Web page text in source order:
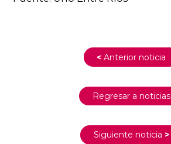
< Anterior noticia
Regresar a noticias
Siguiente noticia >